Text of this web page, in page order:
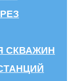
СКВАЖИН